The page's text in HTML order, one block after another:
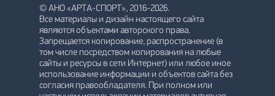
© АНО «АРТА-СПОРТ», 2016-2026.
Все материалы и дизайн настоящего сайта
являются объектами авторского права.
Запрещается копирование, распространение (в
том числе посредством копирования на любые
сайты и ресурсы в сети Интернет) или любое иное
использование информации и объектов сайта без
согласия правообладателя. При полном или